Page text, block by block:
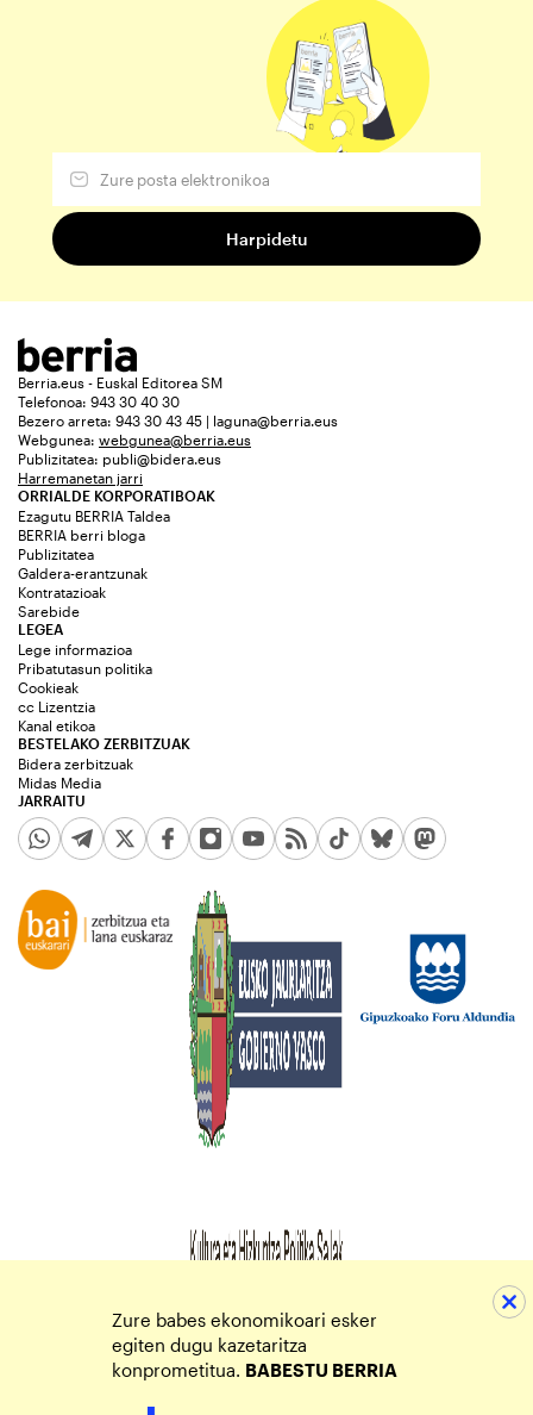
Berria.eus - Euskal Editorea SM
Telefonoa: 943 30 40 30
Bezero arreta: 943 30 43 45 | laguna@berria.eus
Webgunea: webgunea@berria.eus
Publizitatea: publi@bidera.eus
Harremanetan jarri
ORRIALDE KORPORATIBOAK
Ezagutu BERRIA Taldea
BERRIA berri bloga
Publizitatea
Galdera-erantzunak
Kontratazioak
Sarebide
JARRAITU
LEGEA
Lege informazioa
Pribatutasun politika
Cookieak
cc Lizentzia
Kanal etikoa
BESTELAKO ZERBITZUAK
Bidera zerbitzuak
Midas Media
Zure babes ekonomikoari esker
egiten dugu kazetaritza
konprometitua. BABESTU BERRIA